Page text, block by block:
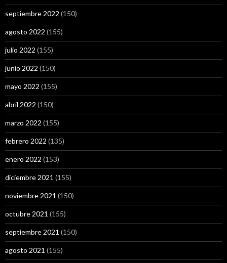
septiembre 2022 (150)
agosto 2022 (155)
julio 2022 (155)
junio 2022 (150)
mayo 2022 (155)
abril 2022 (150)
marzo 2022 (155)
febrero 2022 (135)
enero 2022 (153)
diciembre 2021 (155)
noviembre 2021 (150)
octubre 2021 (155)
septiembre 2021 (150)
agosto 2021 (155)